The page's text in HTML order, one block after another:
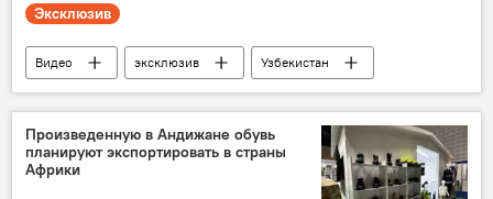
Эксклюзив
Видео эксклюзив
Узбекистан
Башкортостан
сотрудничество
ИННОПРОМ. Центральная Азия - 2024
Произведенную в Андижане обувь
планируют экспортировать в страны
Африки